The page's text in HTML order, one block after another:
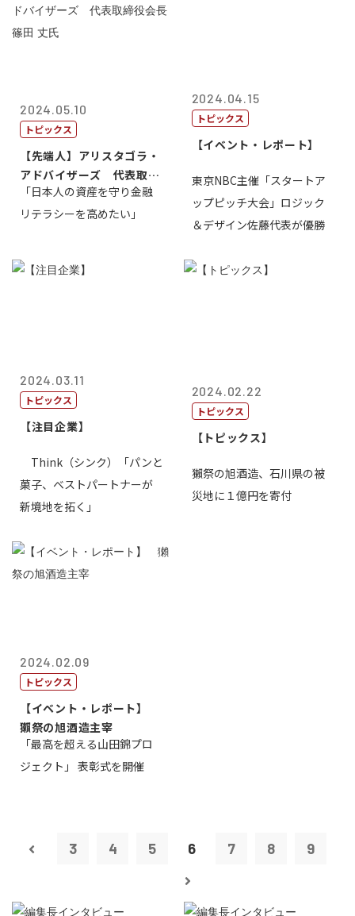
2024.05.10
トピックス
【先端人】アリスタゴラ・
アドバイザーズ 代表取締
役会長 篠田...
「日本人の資産を守り金融
リテラシーを高めたい」
2024.04.15
トピックス
【イベント・レポート】
東京NBC主催「スタートア
ップピッチ大会」ロジック
＆デザイン佐藤代表が優勝
2024.03.11
トピックス
【注目企業】
Think（シンク）「パンと
菓子、ベストパートナーが
新境地を拓く」
2024.02.22
トピックス
【トピックス】
獺祭の旭酒造、石川県の被
災地に１億円を寄付
2024.02.09
トピックス
【イベント・レポート】
獺祭の旭酒造主宰
「最高を超える山田錦プロ
ジェクト」 表彰式を開催
3 4 5 6 7 8 9